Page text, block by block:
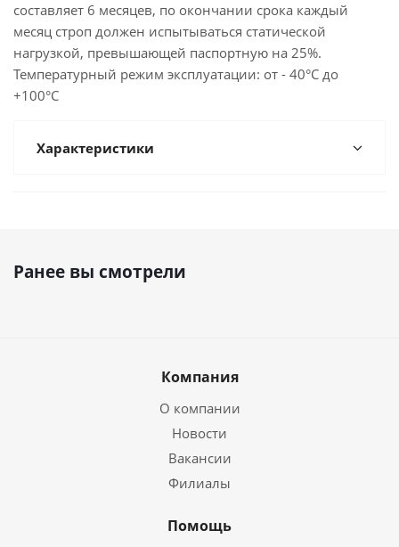
составляет 6 месяцев, по окончании срока каждый
месяц строп должен испытываться статической
нагрузкой, превышающей паспортную на 25%.
Температурный режим эксплуатации: от - 40°С до
+100°С
Характеристики
Ранее вы смотрели
Компания
О компании
Новости
Вакансии
Филиалы
Помощь